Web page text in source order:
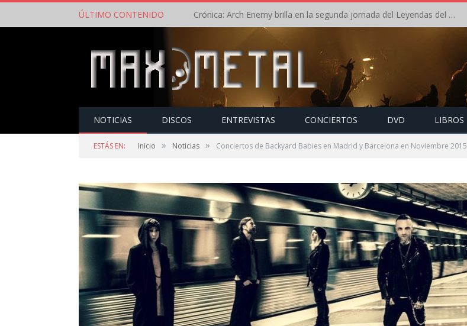
ÚLTIMO CONTENIDO Crónica: Arch Enemy brilla en la segunda jornada del Leyendas del Rock – Jueves – Agosto 2026
NOTICIAS DISCOS ENTREVISTAS CONCIERTOS DVD LIBROS
ESTÁS EN: Inicio » Noticias » Conciertos de Backyard Babies en Madrid y Barcelona en Noviembre 2015